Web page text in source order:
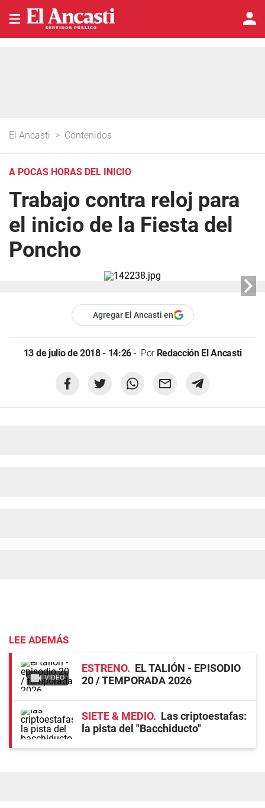
El Ancasti > Contenidos
A POCAS HORAS DEL INICIO
Trabajo contra reloj para
el inicio de la Fiesta del
Poncho
Agregar El Ancasti en
13 de julio de 2018 - 14:26 Por Redacción El Ancasti
LEE ADEMÁS
VIDEO
ESTRENO
EL TALIÓN - EPISODIO
20 / TEMPORADA 2026
SIETE & MEDIO
Las criptoestafas:
la pista del "Bacchiducto"